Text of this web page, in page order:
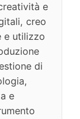
e
creo
e utilizzo
di
e